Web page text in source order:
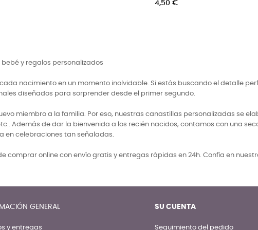
y regalos personalizados
nacimiento en un momento inolvidable. Si estás buscando el detalle
diseñados para sorprender desde el primer segundo.
miembro a la familia. Por eso, nuestras canastillas personalizadas se
Además de dar la bienvenida a los recién nacidos, contamos con una
en celebraciones tan señaladas.
comprar online con envío gratis y entregas rápidas en 24h. Confía en
GENERAL
y entregas
SU CUENTA
Seguimiento del pedido